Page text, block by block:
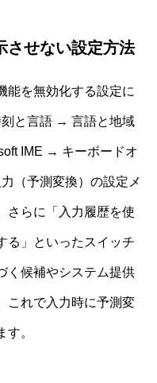
させない設定方法
能を無効化する設定に
と言語 → 言語と地域
IME → キーボードオ
（予測変換）の設定メ
さらに「入力履歴を使
る」といったスイッチ
く候補やシステム提供
これで入力時に予測変
。